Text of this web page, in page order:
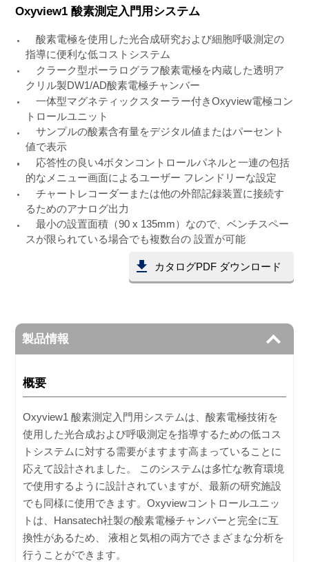
Oxyview1 酸素測定入門用システム
酸素電極を使用した光合成研究および細胞呼吸測定の
指導に便利な低コストシステム
クラーク型ポーラログラフ酸素電極を内蔵した透明ア
クリル製DW1/AD酸素電極チャンバー
一体型マグネティックスターラー付きOxyview電極コン
トロールユニット
サンプルの酸素含有量をデジタル値またはパーセント
値で表示
応答性の良い4ボタンコントロールパネルと一連の包括
的なメニュー画面によるユーザー フレンドリーな設定
チャートレコーダーまたは他の外部記録装置に接続す
るためのアナログ出力
最小の設置面積（90 x 135mm）なので、ベンチスペー
スが限られている場合でも複数台の 設置が可能
カタログPDF ダウンロード
製品情報
概要
Oxyview1 酸素測定入門用システムは、酸素電極技術を
使用した光合成および呼吸測定を指導するための低コス
トシステムに対する需要がますます高まっていることに
応えて設計されました。 このシステムは多忙な教育環境
で使用するように設計されていますが、最新の研究施設
でも同様に使用できます。Oxyviewコントロールユニッ
トは、Hansatech社製の酸素電極チャンバーと完全に互
換性があるため、 液相と気相の両方でさまざまな分析を
行うことができます。